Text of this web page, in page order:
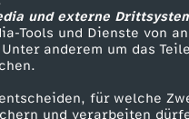
und externe
Tools und Dienste von
anderem um das
für welche
und verarbeiten